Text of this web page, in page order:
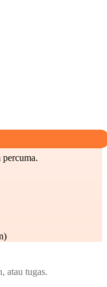
atau tugas.